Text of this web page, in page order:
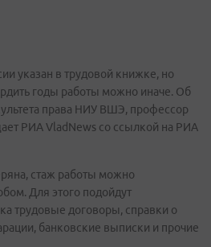
указан в трудовой книжке, но
годы работы можно иначе. Об
права НИУ ВШЭ, профессор
РИА VladNews со ссылкой на РИА
стаж работы можно
Для этого подойдут
трудовые договоры, справки о
банковские выписки и прочие